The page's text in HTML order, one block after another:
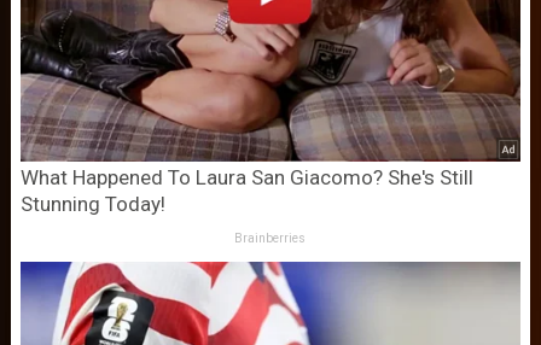
What Happened To Laura San Giacomo? She's Still
Stunning Today!
Brainberries